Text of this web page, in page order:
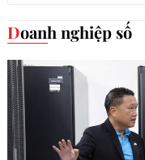
Doanh nghiệp số